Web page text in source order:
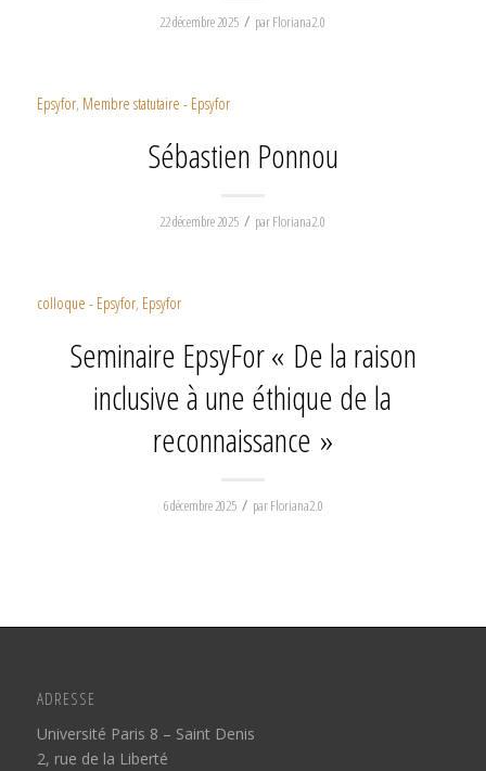
22 décembre 2025 / parFloriana2.0
Epsyfor, Membre statutaire - Epsyfor
Sébastien Ponnou
22 décembre 2025 / parFloriana2.0
colloque - Epsyfor, Epsyfor
Seminaire EpsyFor « De la raison
inclusive à une éthique de la
reconnaissance »
6 décembre 2025 / parFloriana2.0
ADRESSE
Université Paris 8 – Saint Denis
2, rue de la Liberté